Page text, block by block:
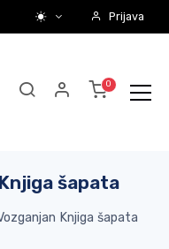
Prijava
šapata
Knjiga šapata